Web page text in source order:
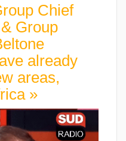
Chief
Group
already
areas,
»